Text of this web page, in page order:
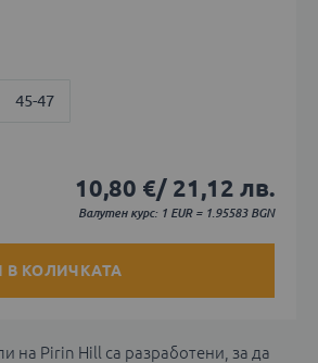
45-47
10,80 €/ 21,12 лв.
Валутен курс: 1 EUR = 1.95583 BGN
В КОЛИЧКАТА
на Pirin Hill са разработени, за да